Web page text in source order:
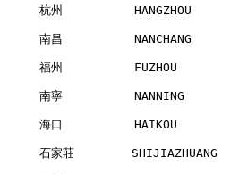
杭州          HANGZHOU
南昌          NANCHANG
福州          FUZHOU
南寧          NANNING
海口          HAIKOU
石家莊